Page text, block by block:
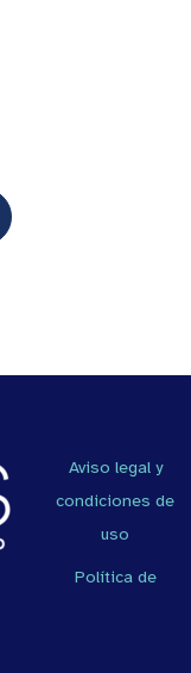
Aviso legal y
condiciones de
uso
Política de